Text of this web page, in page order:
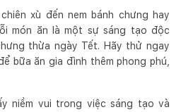
xù đến nem bánh chưng hay
món ăn là một sự sáng tạo độc
thừa ngày Tết. Hãy thử ngay
bữa ăn gia đình thêm phong phú,
niềm vui trong việc sáng tạo và